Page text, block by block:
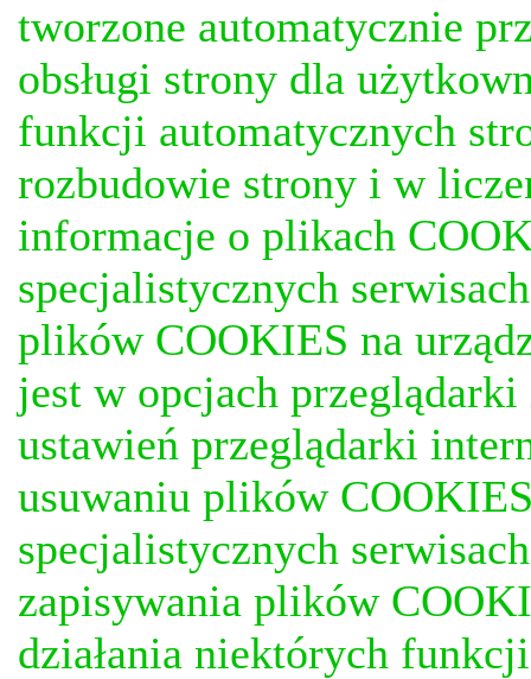
tworzone automatycznie
obsługi strony dla
funkcji automatycznych
rozbudowie strony i w
informacje o plikach
specjalistycznych
plików COOKIES na
jest w opcjach
ustawień przeglądarki
usuwaniu plików
specjalistycznych
zapisywania plików
działania niektórych